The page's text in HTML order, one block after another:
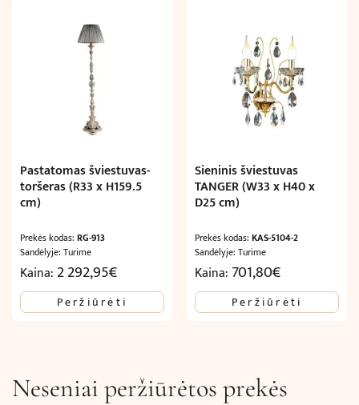
Pastatomas šviestuvas-
toršeras (R33 x H159.5
cm)
Prekės kodas: RG-913
Sandėlyje: Turime
Kaina: 2 292,95€
Peržiūrėti
Sieninis šviestuvas
TANGER (W33 x H40 x
D25 cm)
Prekės kodas:KAS-5104-2
Sandėlyje: Turime
Kaina: 701,80€
Peržiūrėti
Neseniai peržiūrėtos prekės